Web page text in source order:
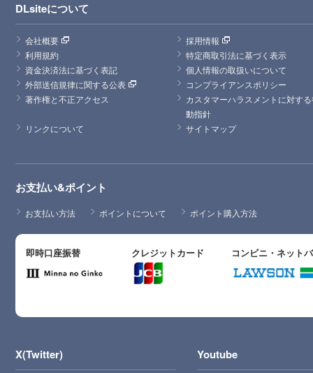
DLsiteについて
会社概要
採用情報
利用規約
特定商取引法に基づく表示
資金決済法に基づく表記
個人情報の取扱いについて
外部送信規律に関する公表
コンプライアンスポリシー
著作権と不正アクセス
カスタマーハラスメントに対す
動指針
リンクについて
サイトマップ
お支払い&ポイント
お支払い方法 ポイントについて ポイント購入方法
即時口座振替 クレジットカード コンビニ・ネット
X(Twitter) Youtube